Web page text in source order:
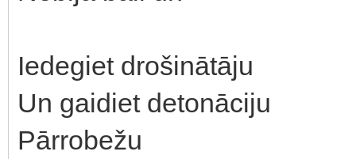
Iedegiet drošinātāju
Un gaidiet detonāciju
Pārrobežu